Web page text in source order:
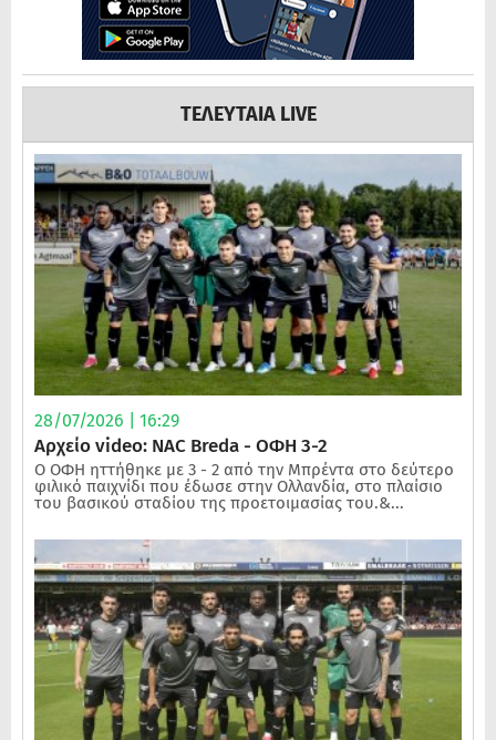
ΤΕΛΕΥΤΑΙΑ LIVE
28/07/2026 | 16:29
Αρχείο video: NAC Breda - ΟΦΗ 3-2
Ο ΟΦΗ ηττήθηκε με 3 - 2 από την Μπρέντα στο δεύτερο
φιλικό παιχνίδι που έδωσε στην Ολλανδία, στο πλαίσιο
του βασικού σταδίου της προετοιμασίας του.&...